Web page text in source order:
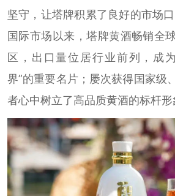
坚守，让塔牌积累了良好的市场
国际市场以来，塔牌黄酒畅销全
区，出口量位居行业前列，成
界”的重要名片；屡次获得国家级
者心中树立了高品质黄酒的标杆形